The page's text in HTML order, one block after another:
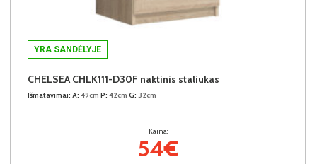
YRA SANDĖLYJE
CHELSEA CHLK111-D30F naktinis staliukas
Išmatavimai: A: 49cm P: 42cm G: 32cm
Kaina:
54€